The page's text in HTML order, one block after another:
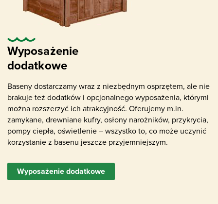
Wyposażenie
dodatkowe
Baseny dostarczamy wraz z niezbędnym osprzętem, ale nie
brakuje też dodatków i opcjonalnego wyposażenia, którymi
można rozszerzyć ich atrakcyjność. Oferujemy m.in.
zamykane, drewniane kufry, osłony narożników, przykrycia,
pompy ciepła, oświetlenie – wszystko to, co może uczynić
korzystanie z basenu jeszcze przyjemniejszym.
Wyposażenie dodatkowe